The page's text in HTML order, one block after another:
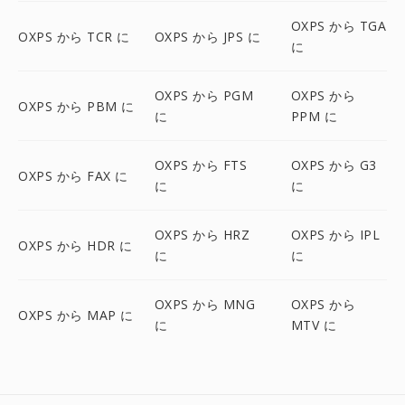
OXPS から TCR に OXPS から JPS に
OXPS から TGA
に
OXPS から PBM に
OXPS から PGM
に
OXPS から
PPM に
OXPS から FAX に
OXPS から FTS
に
OXPS から G3
に
OXPS から HDR に
OXPS から HRZ
に
OXPS から IPL
に
OXPS から MAP に
OXPS から MNG
に
OXPS から
MTV に